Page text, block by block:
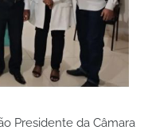
Presidente da Câmara